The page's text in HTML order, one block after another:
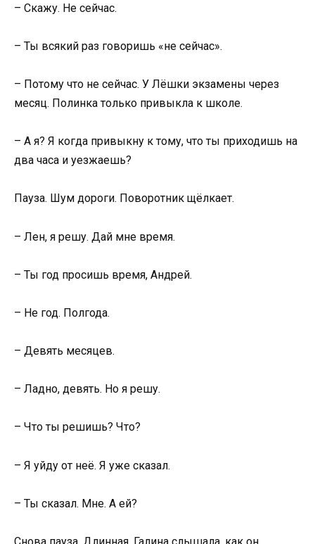
– Скажу. Не сейчас.
– Ты всякий раз говоришь «не сейчас».
– Потому что не сейчас. У Лёшки экзамены через
месяц. Полинка только привыкла к школе.
– А я? Я когда привыкну к тому, что ты приходишь на
два часа и уезжаешь?
Пауза. Шум дороги. Поворотник щёлкает.
– Лен, я решу. Дай мне время.
– Ты год просишь время, Андрей.
– Не год. Полгода.
– Девять месяцев.
– Ладно, девять. Но я решу.
– Что ты решишь? Что?
– Я уйду от неё. Я уже сказал.
– Ты сказал. Мне. А ей?